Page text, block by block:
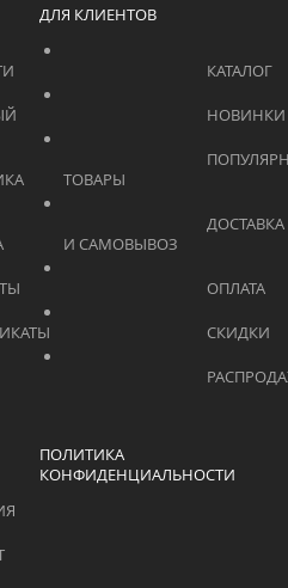
			    		КАРЬЕРА
ДЛЯ КЛИЕНТОВ
ПОЛИТИКА
КОНФИДЕНЦИАЛЬНОСТИ